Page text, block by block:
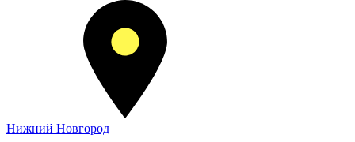
Нижний Новгород